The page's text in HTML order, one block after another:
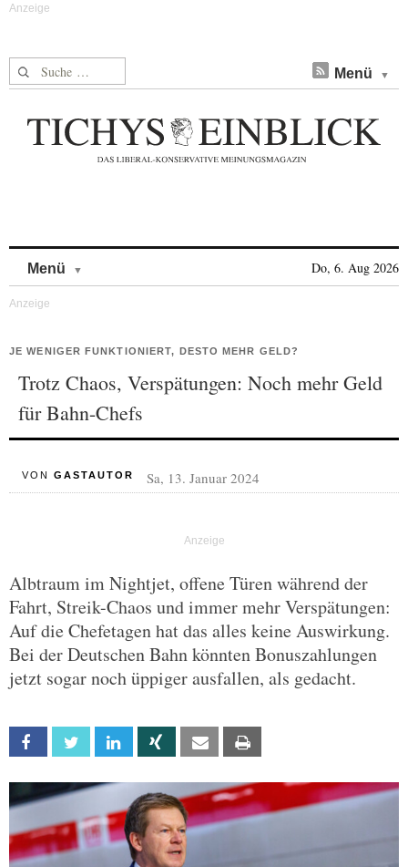
Suche nach: Menü
Menü Do, 6. Aug 2026
JE WENIGER FUNKTIONIERT, DESTO MEHR GELD?
Trotz Chaos, Verspätungen: Noch mehr Geld
für Bahn-Chefs
VON GASTAUTOR Sa, 13. Januar 2024
Albtraum im Nightjet, offene Türen während der
Fahrt, Streik-Chaos und immer mehr Verspätungen:
Auf die Chefetagen hat das alles keine Auswirkung.
Bei der Deutschen Bahn könnten Bonuszahlungen
jetzt sogar noch üppiger ausfallen, als gedacht.
Facebook Twitter Linkedin Xing Email